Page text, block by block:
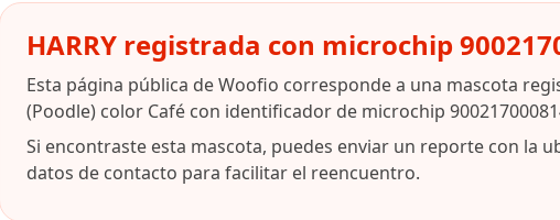
HARRY registrada con microchip
Esta página pública de Woofio corresponde a una mascota
(Poodle) color Café con identificador de microchip
Si encontraste esta mascota, puedes enviar un reporte con la
datos de contacto para facilitar el reencuentro.